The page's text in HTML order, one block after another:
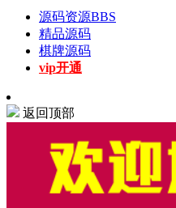
源码资源BBS
精品源码
棋牌源码
vip开通
返回顶部